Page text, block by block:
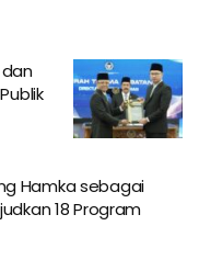
Hamka sebagai
18 Program